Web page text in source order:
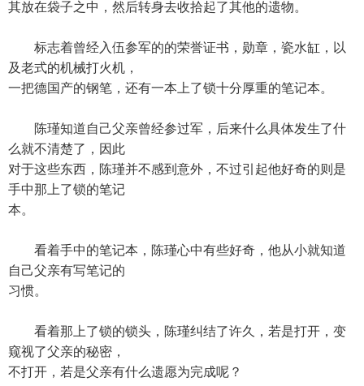
其放在袋子之中，然后转身去收拾起了其他的遗物。
标志着曾经入伍参军的的荣誉证书，勋章，瓷水缸，以
及老式的机械打火机，
一把德国产的钢笔，还有一本上了锁十分厚重的笔记本。
陈瑾知道自己父亲曾经参过军，后来什么具体发生了什
么就不清楚了，因此
对于这些东西，陈瑾并不感到意外，不过引起他好奇的则是
手中那上了锁的笔记
本。
看着手中的笔记本，陈瑾心中有些好奇，他从小就知道
自己父亲有写笔记的
习惯。
看着那上了锁的锁头，陈瑾纠结了许久，若是打开，变
窥视了父亲的秘密，
不打开，若是父亲有什么遗愿为完成呢？